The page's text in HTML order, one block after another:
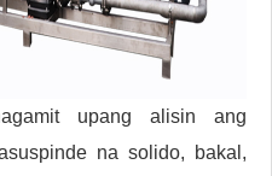
upang alisin ang
na solido, bakal,